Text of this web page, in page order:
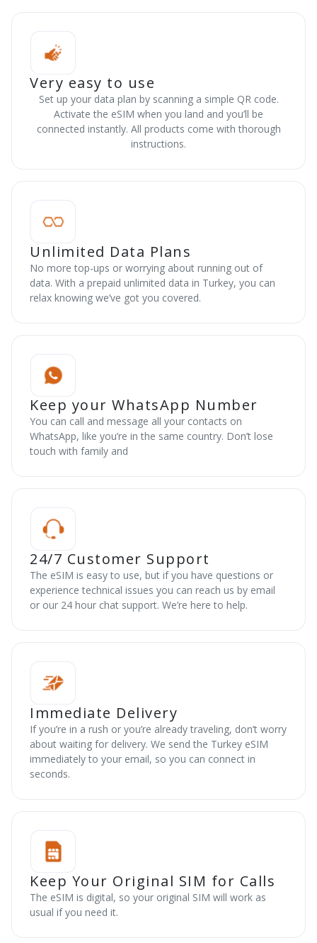
Very easy to use
Set up your data plan by scanning a simple QR code.
Activate the eSIM when you land and you’ll be
connected instantly. All products come with thorough
instructions.
Unlimited Data Plans
No more top-ups or worrying about running out of
data. With a prepaid unlimited data in Turkey, you can
relax knowing we’ve got you covered.
Keep your WhatsApp Number
You can call and message all your contacts on
WhatsApp, like you’re in the same country. Don’t lose
touch with family and
24/7 Customer Support
The eSIM is easy to use, but if you have questions or
experience technical issues you can reach us by email
or our 24 hour chat support. We’re here to help.
Immediate Delivery
If you’re in a rush or you’re already traveling, don’t worry
about waiting for delivery. We send the Turkey eSIM
immediately to your email, so you can connect in
seconds.
Keep Your Original SIM for Calls
The eSIM is digital, so your original SIM will work as
usual if you need it.